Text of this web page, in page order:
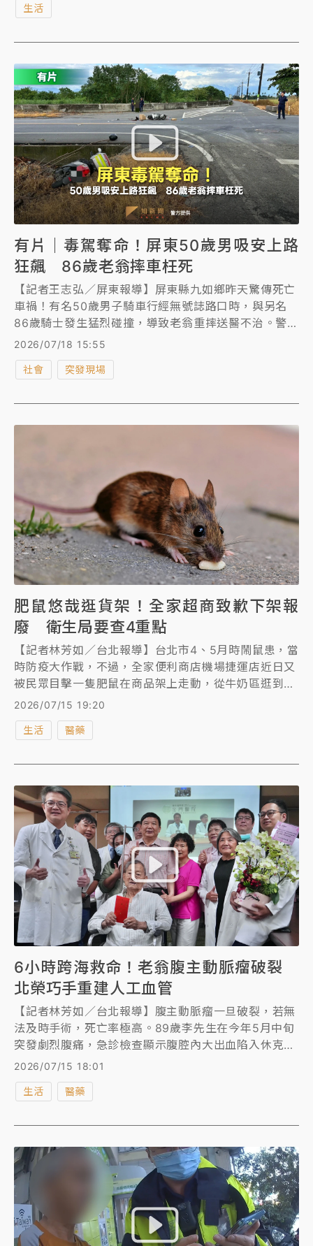
動。
生活
有片｜毒駕奪命！屏東50歲男吸安上路
狂飆 86歲老翁摔車枉死
【記者王志弘／屏東報導】屏東縣九如鄉昨天驚傳死亡
車禍！有名50歲男子騎車行經無號誌路口時，與另名
86歲騎士發生猛烈碰撞，導致老翁重摔送醫不治。警方
當場揪出毒駕奪命的惡行，全案依過失致死等罪嫌送
2026/07/18 15:55
社會 突發現場
肥鼠悠哉逛貨架！全家超商致歉下架報
廢 衛生局要查4重點
【記者林芳如／台北報導】台北市4、5月時鬧鼠患，當
時防疫大作戰，不過，全家便利商店機場捷運店近日又
被民眾目擊一隻肥鼠在商品架上走動，從牛奶區逛到微
波食品、三明治。北市衛生局今日(7/15)表示將派員稽
查人員衛生、食材處理、病媒防治與作業場所衛生，超
商則致歉說明，受影響區域及上下層貨架之商品已立即
2026/07/15 19:20
生活 醫藥
6小時跨海救命！老翁腹主動脈瘤破裂
北榮巧手重建人工血管
【記者林芳如／台北報導】腹主動脈瘤一旦破裂，若無
法及時手術，死亡率極高。89歲李先生在今年5月中旬
突發劇烈腹痛，急診檢查顯示腹腔內大出血陷入休克，
加上患有血小板低下紫斑症，術中極易大出血。 台北
金門，手工重建大型人工血管，完成金門首例腹主動脈
今已可下床行走，明天將開心返回金門。
2026/07/15 18:01
生活 醫藥